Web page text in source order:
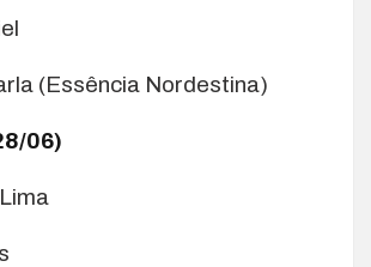
(Essência Nordestina)
06)